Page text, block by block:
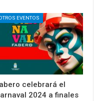
EVENTOS
celebrará el
2024 a finales